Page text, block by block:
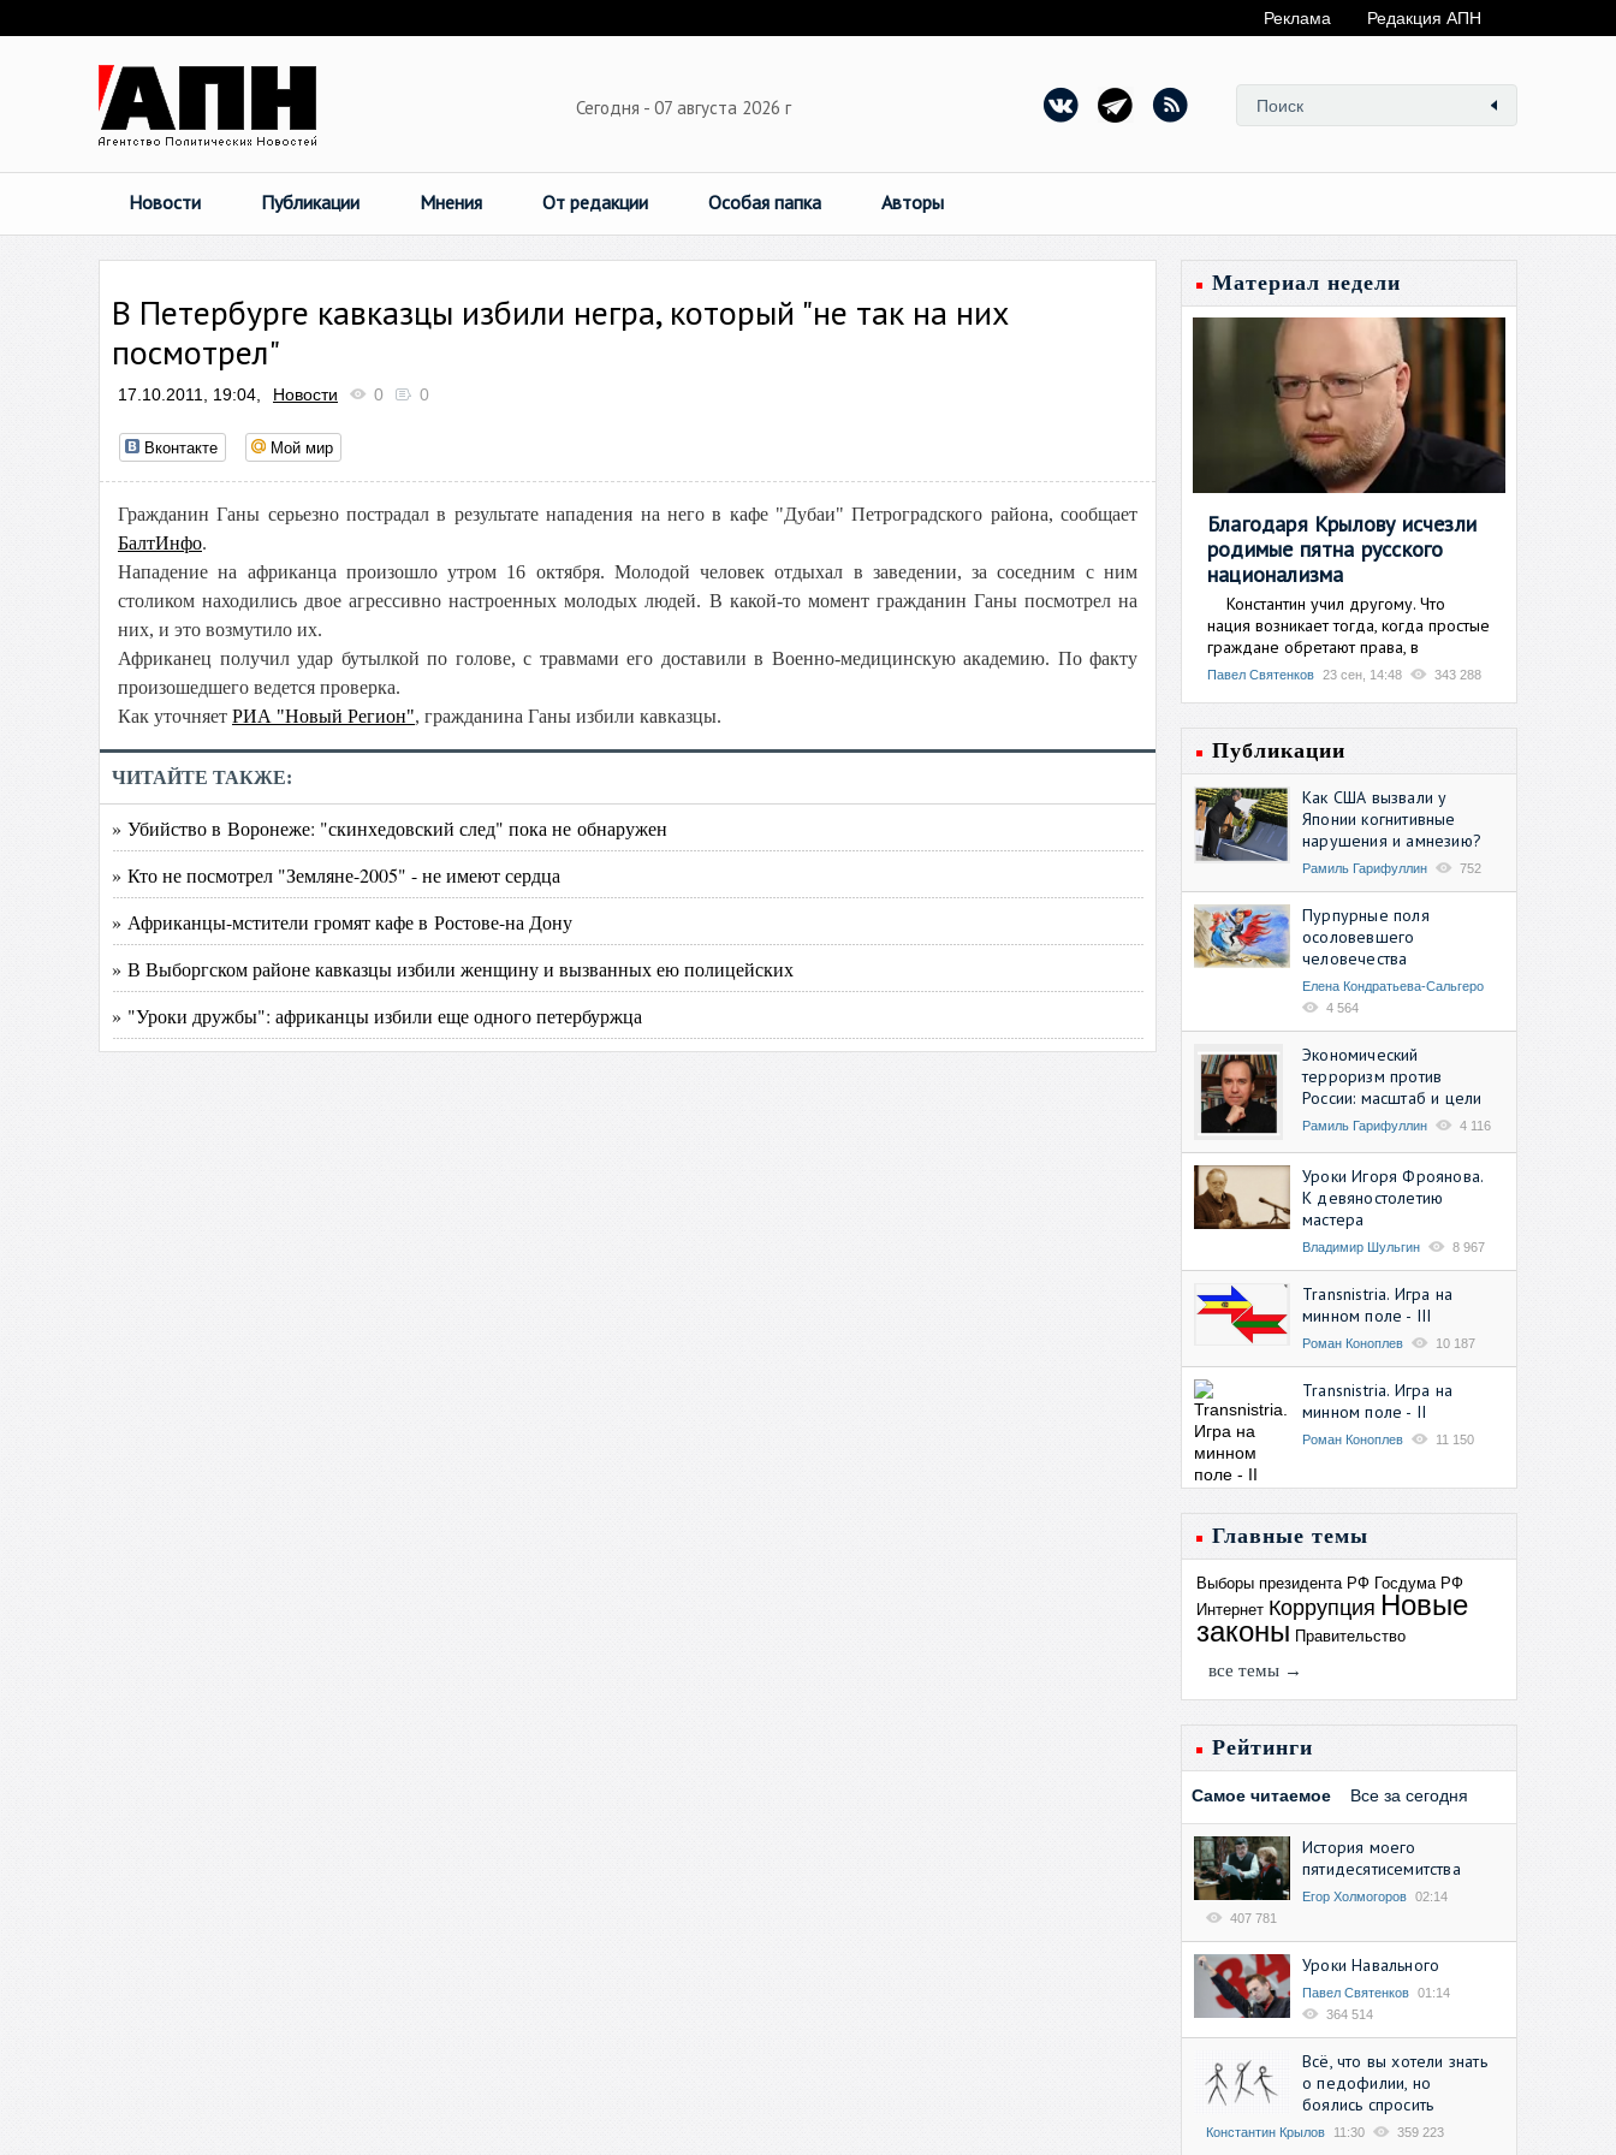
Реклама Редакция АПН
Сегодня - 07 августа 2026 г
Новости Публикации Мнения От редакции Особая папка Авторы
В Петербурге кавказцы избили негра, который "не так на них
посмотрел"
17.10.2011, 19:04, Новости 0 0
Вконтакте Мой мир
Гражданин Ганы серьезно пострадал в результате нападения на него в кафе "Дубаи" Петроградского района, сообщает
БалтИнфо.
Нападение на африканца произошло утром 16 октября. Молодой человек отдыхал в заведении, за соседним с ним
столиком находились двое агрессивно настроенных молодых людей. В какой-то момент гражданин Ганы посмотрел на
них, и это возмутило их.
Африканец получил удар бутылкой по голове, с травмами его доставили в Военно-медицинскую академию. По факту
произошедшего ведется проверка.
Как уточняет РИА "Новый Регион", гражданина Ганы избили кавказцы.
ЧИТАЙТЕ ТАКЖЕ:
» Убийство в Воронеже: "скинхедовский след" пока не обнаружен
» Кто не посмотрел "Земляне-2005" - не имеют сердца
» Африканцы-мстители громят кафе в Ростове-на Дону
» В Выборгском районе кавказцы избили женщину и вызванных ею полицейских
» "Уроки дружбы": африканцы избили еще одного петербуржца
Материал недели
Благодаря Крылову исчезли
родимые пятна русского
национализма
Константин учил другому. Что
нация возникает тогда, когда простые
граждане обретают права, в
Павел Святенков 23 сен, 14:48 343 288
Публикации
Как США вызвали у
Японии когнитивные
нарушения и амнезию?
Рамиль Гарифуллин 752
Пурпурные поля
осоловевшего
человечества
Елена Кондратьева-Сальгеро
4 564
Экономический
терроризм против
России: масштаб и цели
Рамиль Гарифуллин 4 116
Уроки Игоря Фроянова.
К девяностолетию
мастера
Владимир Шульгин 8 967
Transnistria. Игра на
минном поле - III
Роман Коноплев 10 187
Transnistria. Игра на
минном поле - II
Роман Коноплев 11 150
Главные темы
Выборы президента РФ Госдума РФ
Интернет Коррупция Новые
законы Правительство
все темы →
Рейтинги
Самое читаемое Все за сегодня
История моего
пятидесятисемитства
Егор Холмогоров 02:14
407 781
Уроки Навального
Павел Святенков 01:14
364 514
Всё, что вы хотели знать
о педофилии, но
боялись спросить
Константин Крылов 11:30 359 223